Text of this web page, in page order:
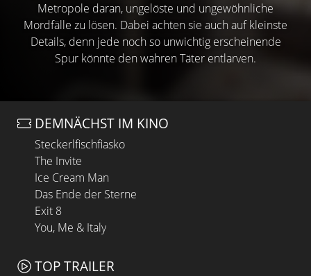
Metropole daran, ungelöste und ungewöhnliche
Mordfälle zu lösen. Dabei achten sie auch auf kleinste
Details, denn jede noch so unwichtig erscheinende
Spur könnte den wahren Täter entlarven.
DEMNÄCHST IM KINO
Steckerlfischfiasko
The Invite
Ice Cream Man
Das Ende der Sterne
Exit 8
You, Me & Italy
TOP TRAILER